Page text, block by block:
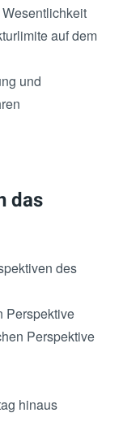
auf dem
und
das
des
Perspektive
Perspektive
hinaus